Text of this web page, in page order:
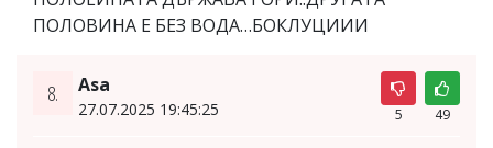
ПОЛОВИНА Е БЕЗ ВОДА…БОКЛУЦИИИ
8. Asa
27.07.2025 19:45:25 5 49